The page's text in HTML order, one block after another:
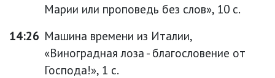
Марии или проповедь без слов», 10 с.
14:26 Машина времени из Италии,
«Виноградная лоза - благословение от
Господа!», 1 с.